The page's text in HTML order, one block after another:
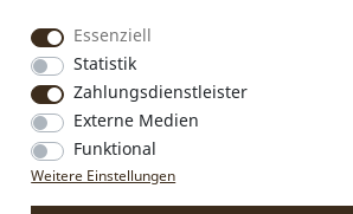
Social Media
Instagram
Facebook
VERTRAG WIDERRUFEN
Essenziell
Statistik
Zahlungsdienstleister
Externe Medien
Funktional
Weitere Einstellungen